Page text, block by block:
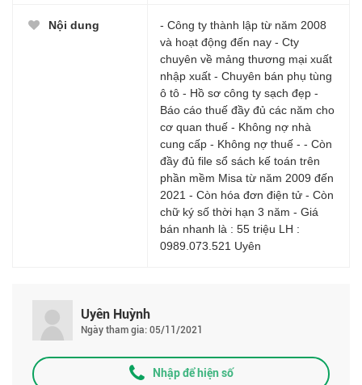
Nội dung
- Công ty thành lập từ năm 2008
và hoạt động đến nay - Cty
chuyên về mảng thương mại xuất
nhập xuất - Chuyên bán phụ tùng
ô tô - Hồ sơ công ty sạch đẹp -
Báo cáo thuế đầy đủ các năm cho
cơ quan thuế - Không nợ nhà
cung cấp - Không nợ thuế - - Còn
đầy đủ file sổ sách kế toán trên
phần mềm Misa từ năm 2009 đến
2021 - Còn hóa đơn điện tử - Còn
chữ ký số thời hạn 3 năm - Giá
bán nhanh là : 55 triệu LH :
0989.073.521 Uyên
Uyên Huỳnh
Ngày tham gia: 05/11/2021
Nhập để hiện số